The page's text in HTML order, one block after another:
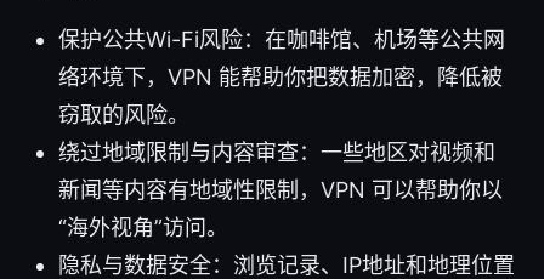
保护公共Wi-Fi风险：在咖啡馆、机场等公共网
络环境下，VPN 能帮助你把数据加密，降低被
窃取的风险。
绕过地域限制与内容审查：一些地区对视频和
新闻等内容有地域性限制，VPN 可以帮助你以
“海外视角”访问。
隐私与数据安全：浏览记录、IP地址和地理位置